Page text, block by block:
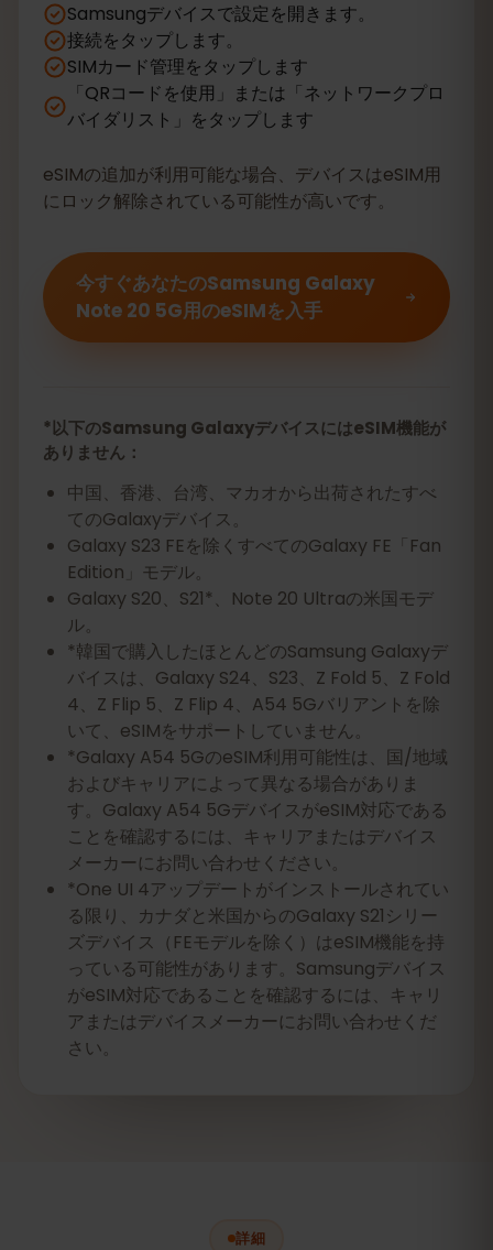
Samsungデバイスで設定を開きます。
接続をタップします。
SIMカード管理をタップします
「QRコードを使用」または「ネットワークプロ
バイダリスト」をタップします
eSIMの追加が利用可能な場合、デバイスはeSIM用
にロック解除されている可能性が高いです。
今すぐあなたのSamsung Galaxy
Note 20 5G用のeSIMを入手
*以下のSamsung GalaxyデバイスにはeSIM機能が
ありません：
中国、香港、台湾、マカオから出荷されたすべ
てのGalaxyデバイス。
Galaxy S23 FEを除くすべてのGalaxy FE「Fan
Edition」モデル。
Galaxy S20、S21*、Note 20 Ultraの米国モデ
ル。
*韓国で購入したほとんどのSamsung Galaxyデ
バイスは、Galaxy S24、S23、Z Fold 5、Z Fold
4、Z Flip 5、Z Flip 4、A54 5Gバリアントを除
いて、eSIMをサポートしていません。
*Galaxy A54 5GのeSIM利用可能性は、国/地域
およびキャリアによって異なる場合がありま
す。Galaxy A54 5GデバイスがeSIM対応である
ことを確認するには、キャリアまたはデバイス
メーカーにお問い合わせください。
*One UI 4アップデートがインストールされてい
る限り、カナダと米国からのGalaxy S21シリー
ズデバイス（FEモデルを除く）はeSIM機能を持
っている可能性があります。Samsungデバイス
がeSIM対応であることを確認するには、キャリ
アまたはデバイスメーカーにお問い合わせくだ
さい。
詳細